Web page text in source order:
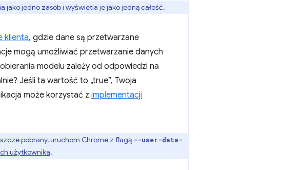
jedno zasób i wyświetla je jako jedną całość.
klienta, gdzie dane są przetwarzane
mogą umożliwiać przetwarzanie danych
modelu zależy od odpowiedzi na
Jeśli ta wartość to „true”, Twoja
może korzystać z implementacji
pobrany, uruchom Chrome z flagą --user-data-
użytkownika.